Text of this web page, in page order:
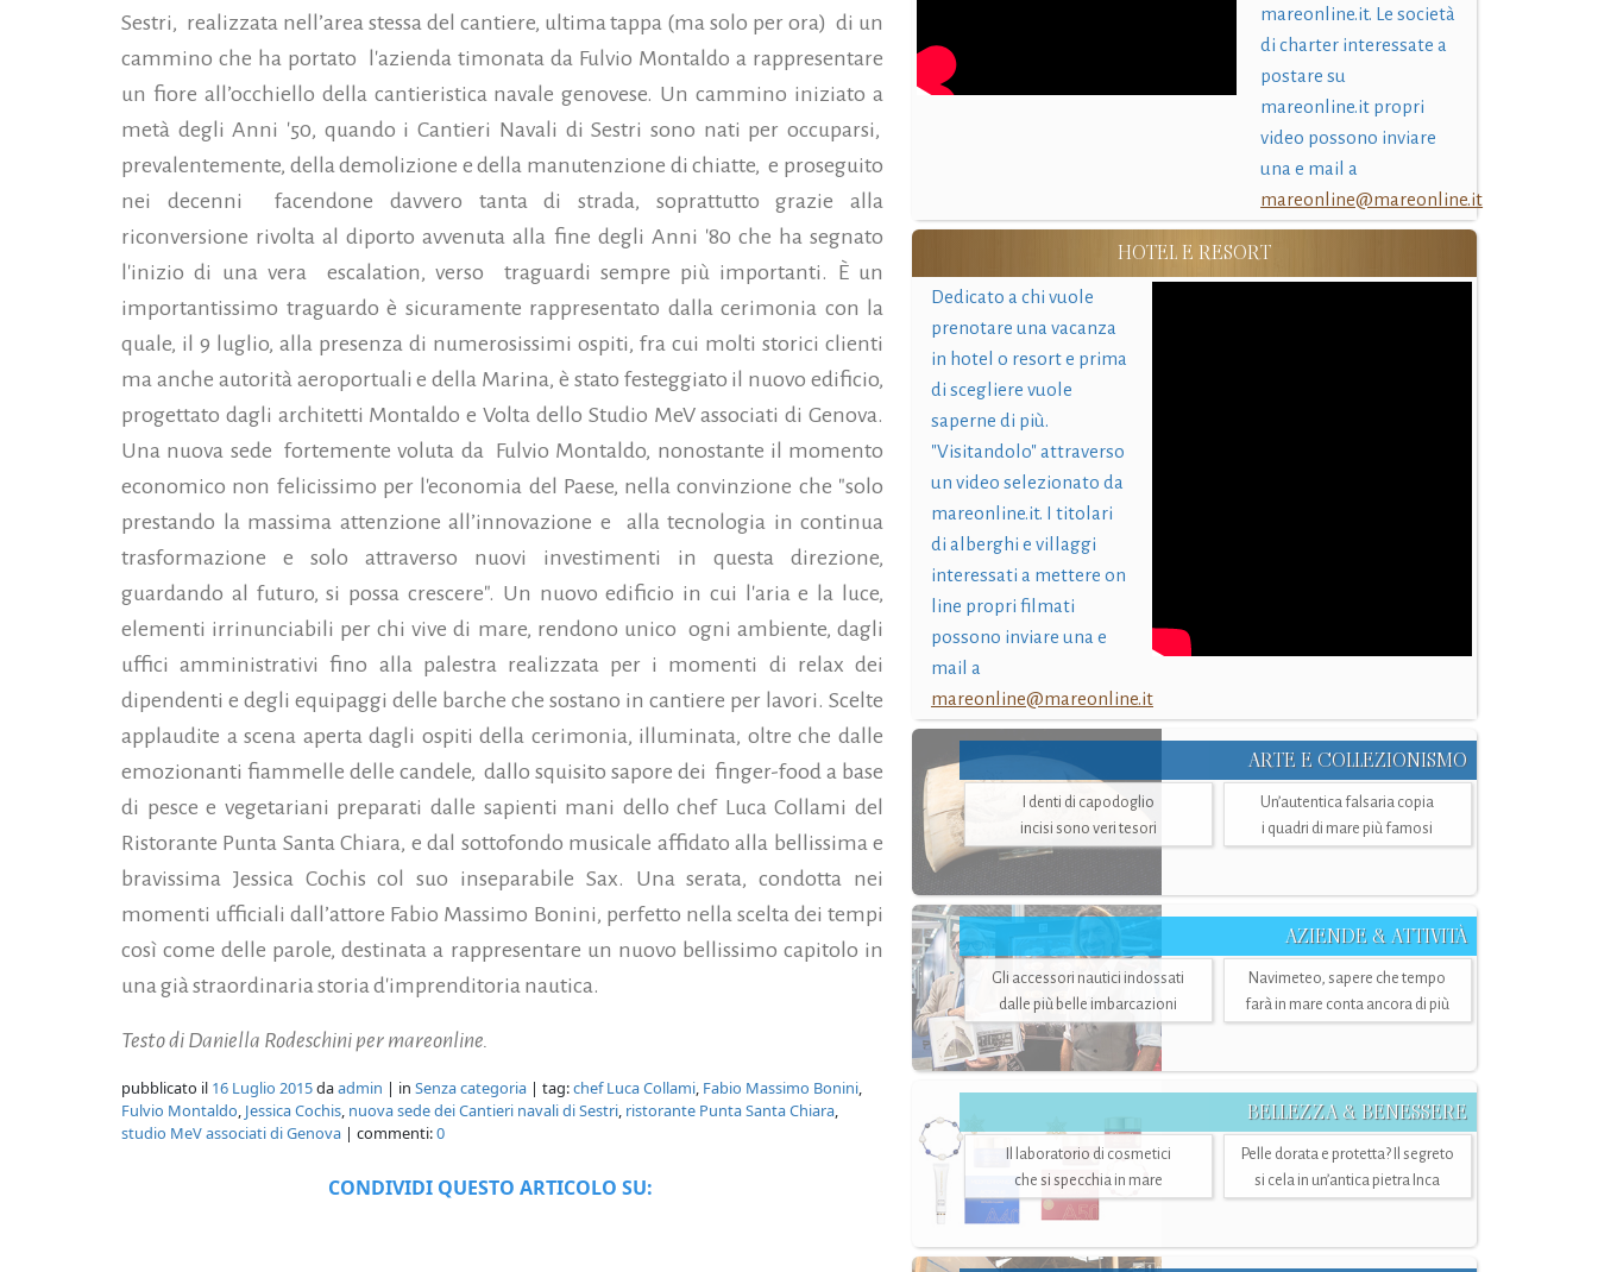
Sestri, realizzata nell’area stessa del cantiere, ultima tappa (ma solo per ora) di un
cammino che ha portato l'azienda timonata da Fulvio Montaldo a rappresentare
un fiore all’occhiello della cantieristica navale genovese. Un cammino iniziato a
metà degli Anni '50, quando i Cantieri Navali di Sestri sono nati per occuparsi,
prevalentemente, della demolizione e della manutenzione di chiatte, e proseguito
nei decenni
facendone davvero tanta di strada, soprattutto grazie alla
riconversione rivolta al diporto avvenuta alla fine degli Anni '80 che ha segnato
l'inizio di una vera
escalation, verso
traguardi sempre più importanti. È un
importantissimo traguardo è sicuramente rappresentato dalla cerimonia con la
quale, il 9 luglio, alla presenza di numerosissimi ospiti, fra cui molti storici clienti
ma anche autorità aeroportuali e della Marina, è stato festeggiato il nuovo edificio,
progettato dagli architetti Montaldo e Volta dello Studio MeV associati di Genova.
Una nuova sede fortemente voluta da Fulvio Montaldo, nonostante il momento
economico non felicissimo per l'economia del Paese, nella convinzione che "solo
prestando la massima attenzione all’innovazione e
alla tecnologia in continua
trasformazione e solo attraverso nuovi investimenti in questa direzione,
guardando al futuro, si possa crescere". Un nuovo edificio in cui l'aria e la luce,
elementi irrinunciabili per chi vive di mare, rendono unico ogni ambiente, dagli
uffici amministrativi fino alla palestra realizzata per i momenti di relax dei
dipendenti e degli equipaggi delle barche che sostano in cantiere per lavori. Scelte
applaudite a scena aperta dagli ospiti della cerimonia, illuminata, oltre che dalle
emozionanti fiammelle delle candele, dallo squisito sapore dei finger-food a base
di pesce e vegetariani preparati dalle sapienti mani dello chef Luca Collami del
Ristorante Punta Santa Chiara, e dal sottofondo musicale affidato alla bellissima e
bravissima Jessica Cochis col suo inseparabile Sax. Una serata, condotta nei
momenti ufficiali dall’attore Fabio Massimo Bonini, perfetto nella scelta dei tempi
così come delle parole, destinata a rappresentare un nuovo bellissimo capitolo in
una già straordinaria storia d'imprenditoria nautica.
Testo di Daniella Rodeschini per mareonline.
pubblicato il 16 Luglio 2015daadmin | in Senza categoria | tag:chef Luca Collami, Fabio Massimo Bonini,
Fulvio Montaldo, Jessica Cochis, nuova sede dei Cantieri navali di Sestri, ristorante Punta Santa Chiara,
studio MeV associati di Genova | commenti:0
CONDIVIDI QUESTO ARTICOLO SU:
mareonline.it. Le società
di charter interessate a
postare su
mareonline.it propri
video possono inviare
una e mail a
mareonline@mareonline.it
HOTEL E RESORT
Dedicato a chi vuole
prenotare una vacanza
in hotel o resort e prima
di scegliere vuole
saperne di più.
"Visitandolo" attraverso
un video selezionato da
mareonline.it. I titolari
di alberghi e villaggi
interessati a mettere on
line propri filmati
possono inviare una e
mail a
mareonline@mareonline.it
ARTE E COLLEZIONISMO
I denti di capodoglio
incisi sono veri tesori
Un’autentica falsaria copia
i quadri di mare più famosi
AZIENDE & ATTIVITÀ
Gli accessori nautici indossati
dalle più belle imbarcazioni
Navimeteo, sapere che tempo
farà in mare conta ancora di più
BELLEZZA & BENESSERE
Il laboratorio di cosmetici
che si specchia in mare
Pelle dorata e protetta? Il segreto
si cela in un’antica pietra Inca